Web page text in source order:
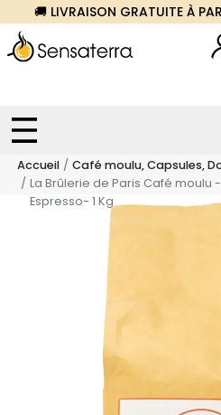
🚚 LIVRAISON GRATUITE À
Accueil Café moulu, Capsules,
La Brûlerie de Paris Café moulu
Espresso- 1 Kg